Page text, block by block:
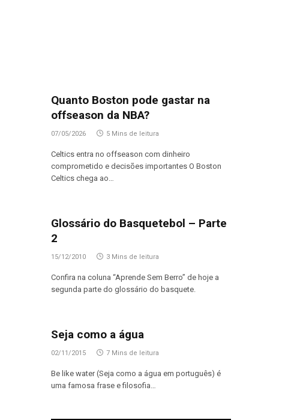
Quanto Boston pode gastar na
offseason da NBA?
07/05/2026 5 Mins de leitura
Celtics entra no offseason com dinheiro
comprometido e decisões importantes O Boston
Celtics chega ao…
Glossário do Basquetebol – Parte
2
15/12/2010 3 Mins de leitura
Confira na coluna “Aprende Sem Berro” de hoje a
segunda parte do glossário do basquete.
Seja como a água
02/11/2015 7 Mins de leitura
Be like water (Seja como a água em português) é
uma famosa frase e filosofia…